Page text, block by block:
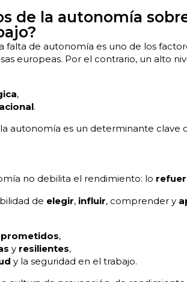
de la autonomía
falta de autonomía es uno de los
europeas. Por el contrario, un alto
,
.
autonomía es un determinante clave
no debilita el rendimiento: lo
de elegir, influir, comprender y
,
y resilientes,
y la seguridad en el trabajo.